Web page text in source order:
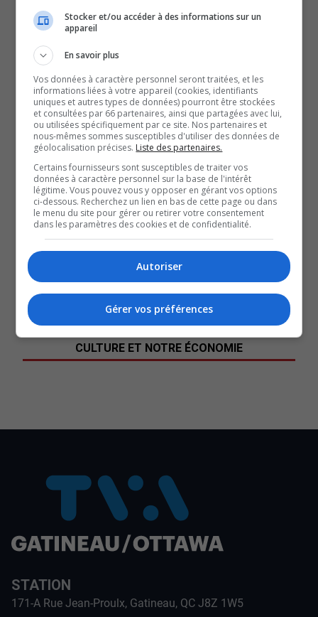
On parle de près de 15 % du côté du Coeur-des-Vallées et
des Draveurs.
Le CSS des portages est légèrement plus bas à 12 %.
Et d’ailleurs, il s’agit du centre de service où les taux sont
le plus constant depuis le début du mois, oscillant entre
10 et 13 %.
Du côté des autres établissements scolaires, la hausse
est vraiment plus marquée.
Au CSS des Draveurs, les absences se situaient à 12 % le
premier novembre et ont constate une augmentation de
semaine en semaine.
Pour Au Coeur-des-Vallées, on parle plutôt de 11 % dans
Une augmentation qui serait, entres autres, due à
l’augmentation de la propagation des virus respiratoires,
selon le CISSS de l’Outaouais.
CULTURE ET NOTRE ÉCONOMIE
STATION
171-A Rue Jean-Proulx, Gatineau, QC J8Z 1W5
Stocker et/ou accéder à des informations sur un
appareil
En savoir plus
Vos données à caractère personnel seront traitées, et les
informations liées à votre appareil (cookies, identifiants
uniques et autres types de données) pourront être stockées
et consultées par 66 partenaires, ainsi que partagées avec lui,
ou utilisées spécifiquement par ce site. Nos partenaires et
nous-mêmes sommes susceptibles d'utiliser des données de
géolocalisation précises. Liste des partenaires.
Certains fournisseurs sont susceptibles de traiter vos
données à caractère personnel sur la base de l'intérêt
légitime. Vous pouvez vous y opposer en gérant vos options
ci-dessous. Recherchez un lien en bas de cette page ou dans
le menu du site pour gérer ou retirer votre consentement
dans les paramètres des cookies et de confidentialité.
Autoriser
Gérer vos préférences